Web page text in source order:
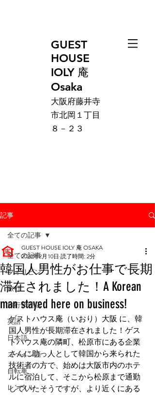
GUEST
HOUSE
IOLY 庵
Osaka
大阪府藤井寺
市北岡１丁目
８－２３
記事
全ての記事
フィリピン
旅行
旅行代理店
英語
日本語
スペイン語
自転車
レンタル
全ての記事
韓国人男性がお仕事で長期
滞在されました！A Korean
man stayed here on business!
GUEST HOUSE IOLY 庵 OSAKA
2020年2月10日 読了時間: 2分
ゲストハウス庵（いおり）大阪 に、韓
国人男性が長期滞在されました！ゲス
トハウス庵の隣町、松原市にある企業
さんに助っ人として韓国から来られた
技術者の方で、始めは大阪市内のホテ
ルに宿泊して、そこから松原まで通勤
していたそうですが、より近くにある